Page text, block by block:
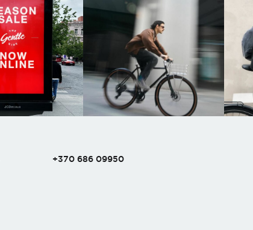
+370 686 09950